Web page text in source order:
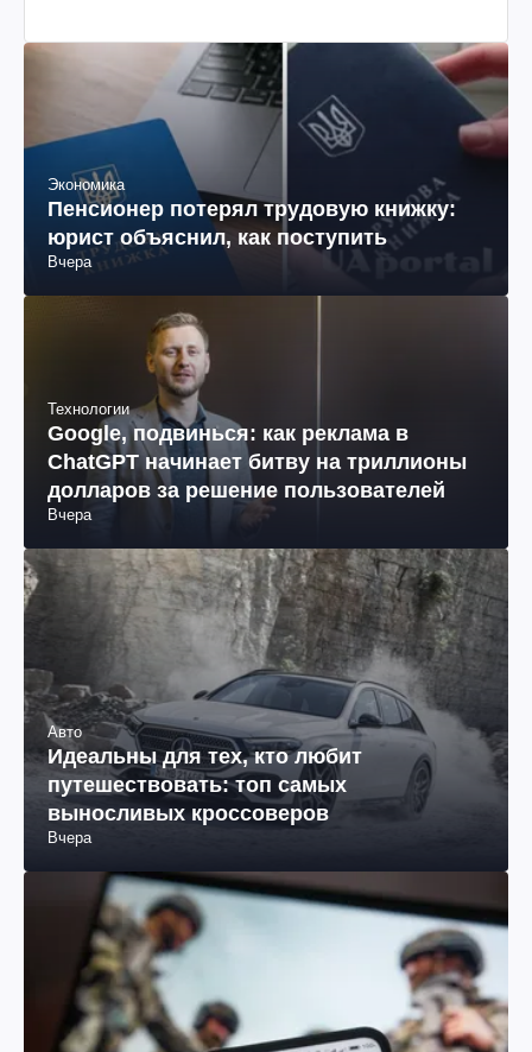
Экономика
Пенсионер потерял трудовую книжку:
юрист объяснил, как поступить
Вчера
Технологии
Google, подвинься: как реклама в
ChatGPT начинает битву на триллионы
долларов за решение пользователей
Вчера
Авто
Идеальны для тех, кто любит
путешествовать: топ самых
выносливых кроссоверов
Вчера